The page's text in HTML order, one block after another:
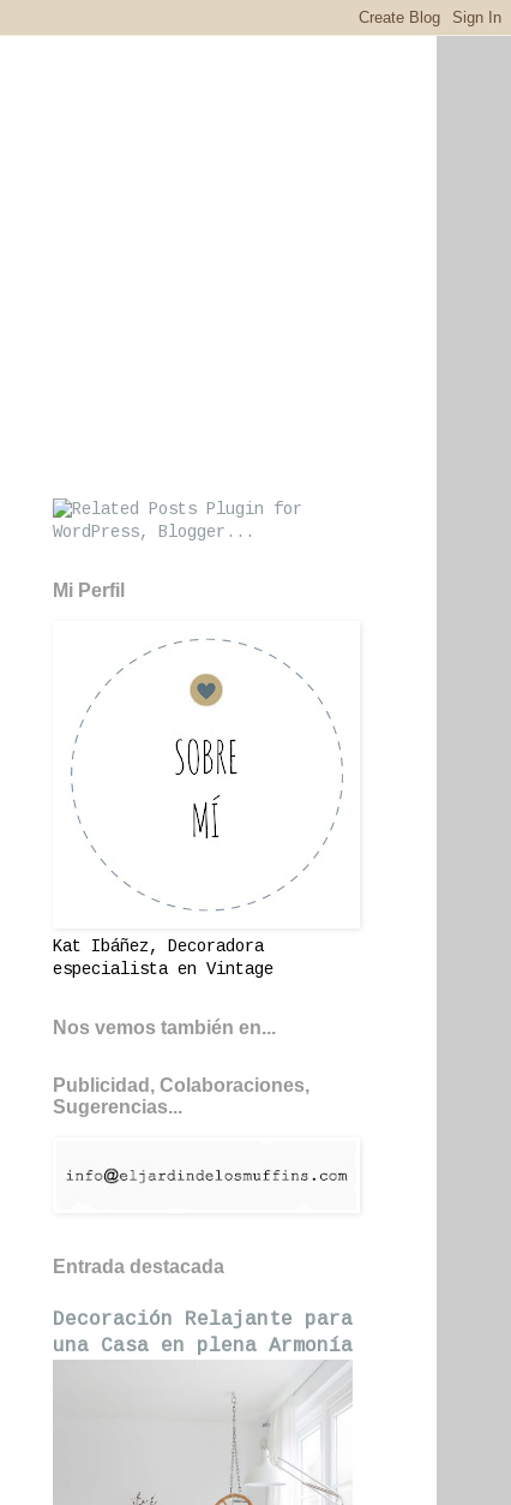
Mi Perfil
Kat Ibáñez, Decoradora
especialista en Vintage
Nos vemos también en...
Publicidad, Colaboraciones,
Sugerencias...
Entrada destacada
Decoración Relajante para
una Casa en plena Armonía